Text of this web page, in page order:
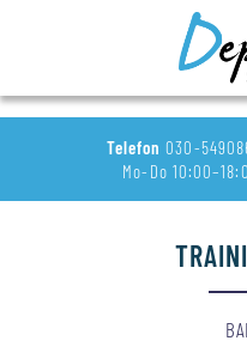
Telefon030-
Mo-Do